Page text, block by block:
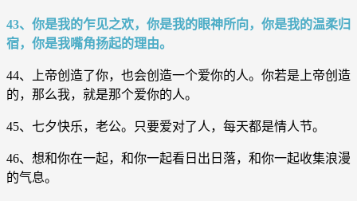
43、你是我的乍见之欢，你是我的眼神所向，你是我的温柔归
宿，你是我嘴角扬起的理由。
44、上帝创造了你，也会创造一个爱你的人。你若是上帝创造
的，那么我，就是那个爱你的人。
45、七夕快乐，老公。只要爱对了人，每天都是情人节。
46、想和你在一起，和你一起看日出日落，和你一起收集浪漫
的气息。